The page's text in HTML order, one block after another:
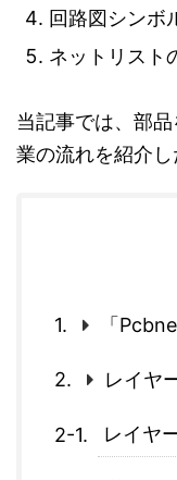
回路図シンボ
ネットリスト
当記事では、部
業の流れを紹介し
「
レイヤ
レイヤ